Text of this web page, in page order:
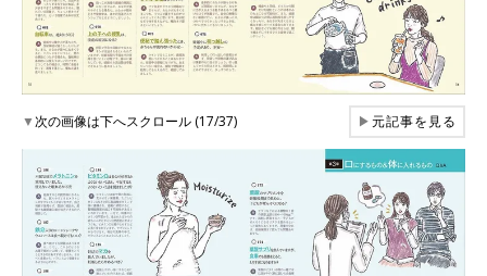
▼次の画像は下へスクロール (17/37) ▶元記事を見る